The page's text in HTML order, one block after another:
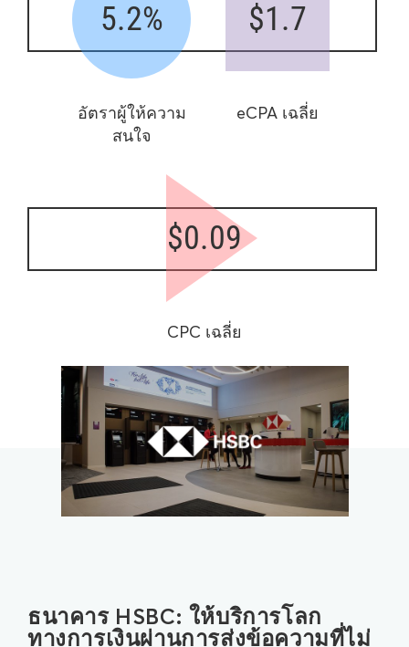
5.2%
อัตราผู้ให้ความ
สนใจ
$1.7
eCPA เฉลี่ย
$0.09
CPC เฉลี่ย
ธนาคาร HSBC: ให้บริการโลก
ทางการเงินผ่านการส่งข้อความที่ไม่